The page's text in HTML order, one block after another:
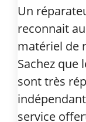
Un
reconnait
matériel de
Sachez que
sont très
service